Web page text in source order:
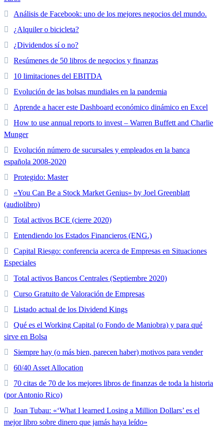
Análisis de Facebook: uno de los mejores negocios del mundo.
¿Alquiler o bicicleta?
¿Dividendos sí o no?
Resúmenes de 50 libros de negocios y finanzas
10 limitaciones del EBITDA
Evolución de las bolsas mundiales en la pandemia
Aprende a hacer este Dashboard económico dinámico en Excel
How to use annual reports to invest – Warren Buffett and Charlie
Munger
Evolución número de sucursales y empleados en la banca
española 2008-2020
Protegido: Master
«You Can Be a Stock Market Genius» by Joel Greenblatt
(audiolibro)
Total activos BCE (cierre 2020)
Entendiendo los Estados Financieros (ENG.)
Capital Riesgo: conferencia acerca de Empresas en Situaciones
Especiales
Total activos Bancos Centrales (Septiembre 2020)
Curso Gratuito de Valoración de Empresas
Listado actual de los Dividend Kings
Qué es el Working Capital (o Fondo de Maniobra) y para qué
sirve en Bolsa
Siempre hay (o más bien, parecen haber) motivos para vender
60/40 Asset Allocation
70 citas de 70 de los mejores libros de finanzas de toda la historia
(por Antonio Rico)
Joan Tubau: «‘What I learned Losing a Million Dollars’ es el
mejor libro sobre dinero que jamás haya leído»